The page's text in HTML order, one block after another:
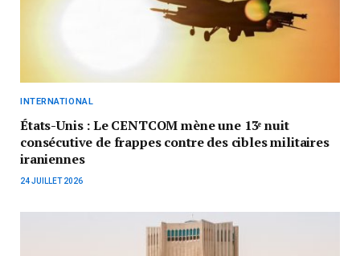
INTERNATIONAL
États-Unis : Le CENTCOM mène une 13ᵉ nuit
consécutive de frappes contre des cibles militaires
iraniennes
24 JUILLET 2026